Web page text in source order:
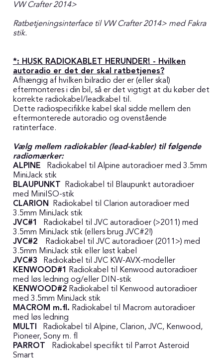
VW Crafter 2014>
Ratbetjeningsinterface til VW Crafter 2014> med Fakra
stik.
*: HUSK RADIOKABLET HERUNDER! - Hvilken
autoradio er det der skal ratbetjenes?
Afhængig af hvilken bilradio der er (eller skal)
eftermonteres i din bil, så er det vigtigt at du køber det
korrekte radiokabel/leadkabel til.
Dette radiospecifikke kabel skal sidde mellem den
eftermonterede autoradio og ovenstående
ratinterface.
Vælg mellem radiokabler (lead-kabler) til følgende
radiomærker:
ALPINE
Radiokabel til Alpine autoradioer med 3.5mm
MiniJack stik
BLAUPUNKT
Radiokabel til Blaupunkt autoradioer
med MiniISO-stik
CLARION
Radiokabel til Clarion autoradioer med
3.5mm MiniJack stik
JVC#1
Radiokabel til JVC autoradioer (>2011) med
3.5mm MiniJack stik (ellers brug JVC#2!)
JVC#2
Radiokabel til JVC autoradioer (2011>) med
3.5mm MiniJack stik eller løst kabel
JVC#3
Radiokabel til JVC KW-AVX-modeller
KENWOOD#1
Radiokabel til Kenwood autoradioer
med løs ledning og/eller DIN-stik
KENWOOD#2 Radiokabel til Kenwood autoradioer
med 3.5mm MiniJack stik
MACROM m.fl. Radiokabel til Macrom autoradioer
med løs ledning
MULTI
Radiokabel til Alpine, Clarion, JVC, Kenwood,
Pioneer, Sony m. fl
PARROT
Radiokabel specifikt til Parrot Asteroid
Smart